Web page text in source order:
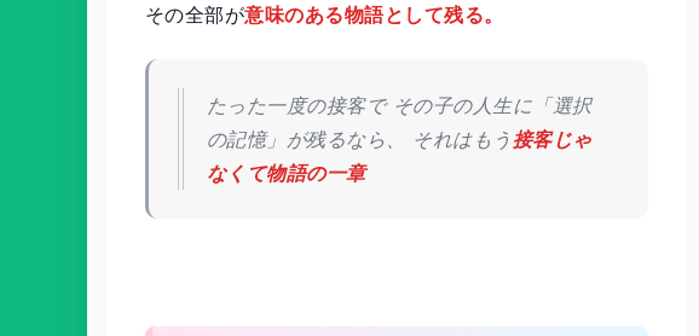
その全部が意味のある物語として残る。
たった一度の接客で その子の人生に「選択
の記憶」が残るなら、 それはもう 接客じゃ
なくて物語の一章